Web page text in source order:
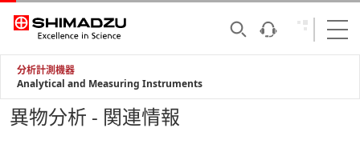
分析計測機器
Analytical and Measuring Instruments
異物分析 - 関連情報